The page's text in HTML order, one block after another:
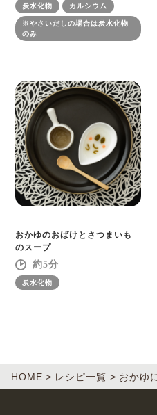
炭水化物 カルシウム
※やさいだしの場合は炭水化物
のみ
おかゆのおばけとさつまいも
のスープ
5
炭水化物
HOME レシピ一覧 おかゆ